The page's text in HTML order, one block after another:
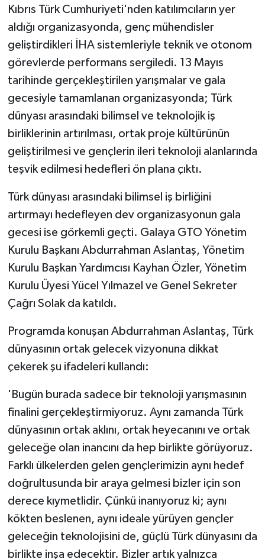
Kıbrıs Türk Cumhuriyeti'nden katılımcıların yer
aldığı organizasyonda, genç mühendisler
geliştirdikleri İHA sistemleriyle teknik ve otonom
görevlerde performans sergiledi. 13 Mayıs
tarihinde gerçekleştirilen yarışmalar ve gala
gecesiyle tamamlanan organizasyonda; Türk
dünyası arasındaki bilimsel ve teknolojik iş
birliklerinin artırılması, ortak proje kültürünün
geliştirilmesi ve gençlerin ileri teknoloji alanlarında
teşvik edilmesi hedefleri ön plana çıktı.
Türk dünyası arasındaki bilimsel iş birliğini
artırmayı hedefleyen dev organizasyonun gala
gecesi ise görkemli geçti. Galaya GTO Yönetim
Kurulu Başkanı Abdurrahman Aslantaş, Yönetim
Kurulu Başkan Yardımcısı Kayhan Özler, Yönetim
Kurulu Üyesi Yücel Yılmazel ve Genel Sekreter
Çağrı Solak da katıldı.
Programda konuşan Abdurrahman Aslantaş, Türk
dünyasının ortak gelecek vizyonuna dikkat
çekerek şu ifadeleri kullandı:
'Bugün burada sadece bir teknoloji yarışmasının
finalini gerçekleştirmiyoruz. Aynı zamanda Türk
dünyasının ortak aklını, ortak heyecanını ve ortak
geleceğe olan inancını da hep birlikte görüyoruz.
Farklı ülkelerden gelen gençlerimizin aynı hedef
doğrultusunda bir araya gelmesi bizler için son
derece kıymetlidir. Çünkü inanıyoruz ki; aynı
kökten beslenen, aynı ideale yürüyen gençler
geleceğin teknolojisini de, güçlü Türk dünyasını da
birlikte inşa edecektir. Bizler artık yalnızca